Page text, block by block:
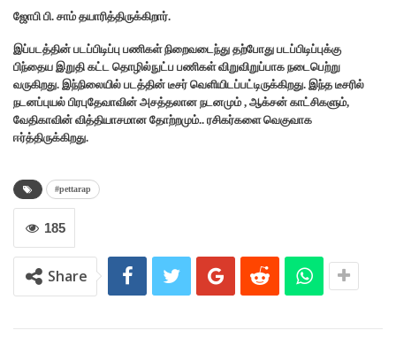
ஜோபி பி. சாம் தயாரித்திருக்கிறார்.
இப்படத்தின் படப்பிடிப்பு பணிகள் நிறைவடைந்து தற்போது படப்பிடிப்புக்கு
பிந்தைய இறுதி கட்ட தொழில்நுட்ப பணிகள் விறுவிறுப்பாக நடைபெற்று
வருகிறது. இந்நிலையில் படத்தின் டீசர் வெளியிடப்பட்டிருக்கிறது. இந்த டீசரில்
நடனப்புயல் பிரபுதேவாவின் அசத்தலான நடனமும் , ஆக்சன் காட்சிகளும்,
வேதிகாவின் வித்தியாசமான தோற்றமும்.. ரசிகர்களை வெகுவாக
ஈர்த்திருக்கிறது.
#pettarap
185
Share